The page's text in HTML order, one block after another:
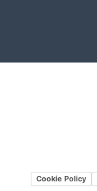
Cookie Policy